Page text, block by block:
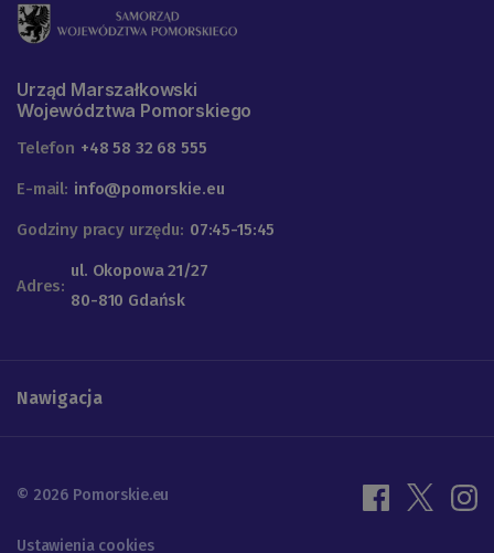
Urząd Marszałkowski
Województwa Pomorskiego
Telefon +48 58 32 68 555
E-mail: info@pomorskie.eu
Godziny pracy urzędu: 07:45-15:45
Adres:
ul. Okopowa 21/27
80-810 Gdańsk
Nawigacja
© 2026 Pomorskie.eu
Ustawienia cookies